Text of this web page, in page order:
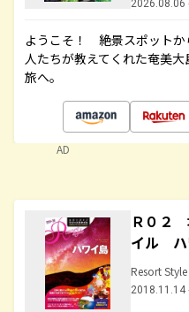
2026.08.06
ようこそ！ 絶景スポットか
人たちが教えてくれた奄美
旅へ。
AD
Ｒ０２
イル ハ
Resort Style
2018.11.14